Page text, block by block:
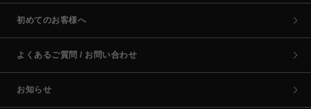
初めてのお客様へ
よくあるご質問 / お問い合わせ
お知らせ